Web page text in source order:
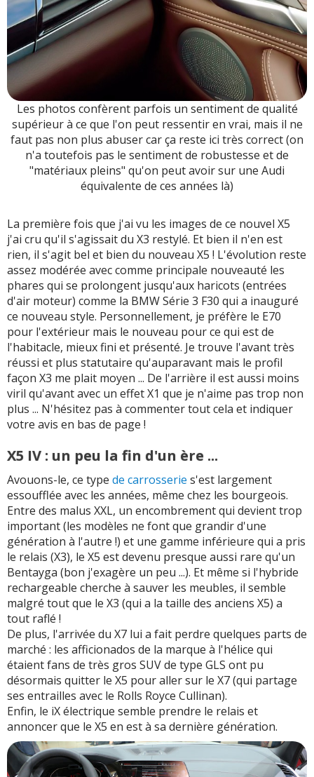
Les photos confèrent parfois un sentiment de qualité
supérieur à ce que l'on peut ressentir en vrai, mais il ne
faut pas non plus abuser car ça reste ici très correct (on
n'a toutefois pas le sentiment de robustesse et de
"matériaux pleins" qu'on peut avoir sur une Audi
équivalente de ces années là)
La première fois que j'ai vu les images de ce nouvel X5
j'ai cru qu'il s'agissait du X3 restylé. Et bien il n'en est
rien, il s'agit bel et bien du nouveau X5 ! L'évolution reste
assez modérée avec comme principale nouveauté les
phares qui se prolongent jusqu'aux haricots (entrées
d'air moteur) comme la BMW Série 3 F30 qui a inauguré
ce nouveau style. Personnellement, je préfère le E70
pour l'extérieur mais le nouveau pour ce qui est de
l'habitacle, mieux fini et présenté. Je trouve l'avant très
réussi et plus statutaire qu'auparavant mais le profil
façon X3 me plait moyen ... De l'arrière il est aussi moins
viril qu'avant avec un effet X1 que je n'aime pas trop non
plus ... N'hésitez pas à commenter tout cela et indiquer
votre avis en bas de page !
X5 IV : un peu la fin d'un ère ...
Avouons-le, ce type de carrosserie s'est largement
essoufflée avec les années, même chez les bourgeois.
Entre des malus XXL, un encombrement qui devient trop
important (les modèles ne font que grandir d'une
génération à l'autre !) et une gamme inférieure qui a pris
le relais (X3), le X5 est devenu presque aussi rare qu'un
Bentayga (bon j'exagère un peu ...). Et même si l'hybride
rechargeable cherche à sauver les meubles, il semble
malgré tout que le X3 (qui a la taille des anciens X5) a
tout raflé !
De plus, l'arrivée du X7 lui a fait perdre quelques parts de
marché : les afficionados de la marque à l'hélice qui
étaient fans de très gros SUV de type GLS ont pu
désormais quitter le X5 pour aller sur le X7 (qui partage
ses entrailles avec le Rolls Royce Cullinan).
Enfin, le iX électrique semble prendre le relais et
annoncer que le X5 en est à sa dernière génération.